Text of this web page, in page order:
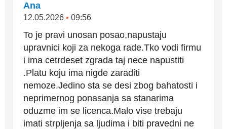
Ana
12.05.2026 • 09:56
To je pravi unosan posao,napustaju
upravnici koji za nekoga rade.Tko vodi firmu
i ima cetrdeset zgrada taj nece napustiti
.Platu koju ima nigde zaraditi
nemoze.Jedino sta se desi zbog bahatosti i
neprimernog ponasanja sa stanarima
oduzme im se licenca.Malo vise trebaju
imati strpljenja sa ljudima i biti pravedni ne